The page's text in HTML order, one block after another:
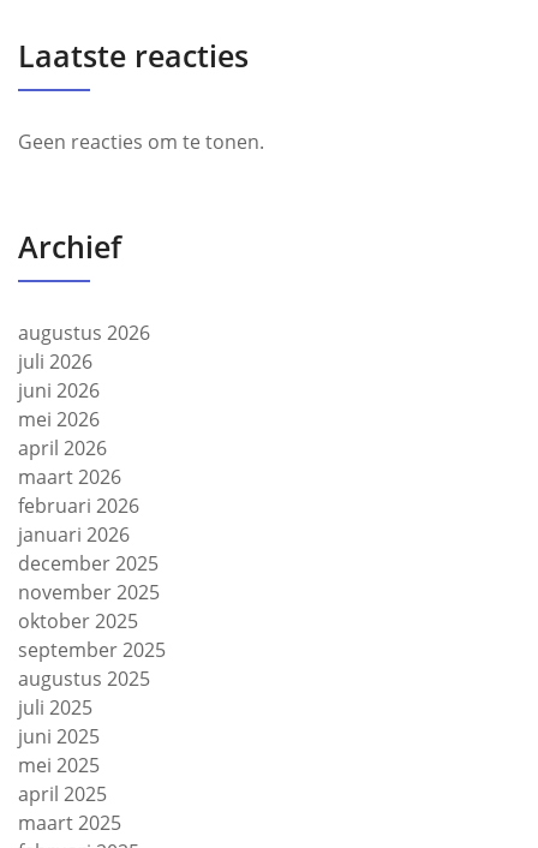
Laatste reacties
Geen reacties om te tonen.
Archief
augustus 2026
juli 2026
juni 2026
mei 2026
april 2026
maart 2026
februari 2026
januari 2026
december 2025
november 2025
oktober 2025
september 2025
augustus 2025
juli 2025
juni 2025
mei 2025
april 2025
maart 2025